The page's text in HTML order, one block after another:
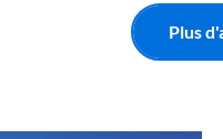
Plus